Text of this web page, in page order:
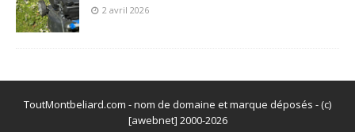
2 avril 2026
ToutMontbeliard.com - nom de domaine et marque déposés - (c)
[awebnet] 2000-2026